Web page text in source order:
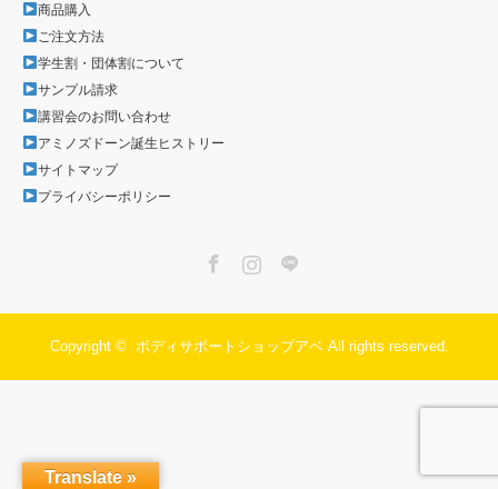
商品購入
ご注文方法
学生割・団体割について
サンプル請求
講習会のお問い合わせ
アミノズドーン誕生ヒストリー
サイトマップ
プライバシーポリシー
Copyright © ボディサポートショップアベAll rights reserved.
Translate »